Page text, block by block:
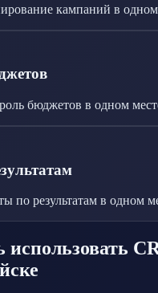
кампаний в
бюджетов в одном
по результатам в одном
использовать